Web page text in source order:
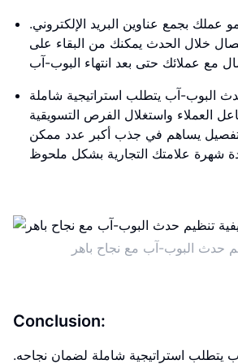
عملك بجمع عناوين البريد الإلكتروني.
خلال الحدث يمكنك من البقاء على
البوب-آب يتطلب استراتيجية شاملة
العملاء واستغلال الفرص التسويقية
يساهم في جذب أكبر عدد ممكن
حدث البوب-آب مع نجاح باهر
Conclusion:
يتطلب استراتيجية شاملة لضمان نجاحه.